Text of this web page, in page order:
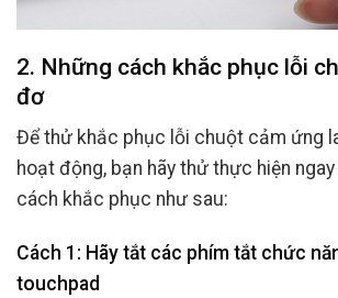
2. Những cách khắc phục lỗi
đơ
Để thử khắc phục lỗi chuột cảm ứng
hoạt động, bạn hãy thử thực hiện
cách khắc phục như sau:
Cách 1: Hãy tắt các phím tắt chức
touchpad